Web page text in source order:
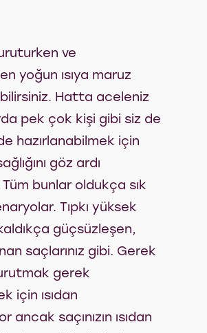
ve
yoğun ısıya maruz
Hatta aceleniz
pek çok kişi gibi siz de
hazırlanabilmek için
göz ardı
bunlar oldukça sık
Tıpkı yüksek
güçsüzleşen,
saçlarınız gibi. Gerek
gerek
için ısıdan
ancak saçınızın ısıdan